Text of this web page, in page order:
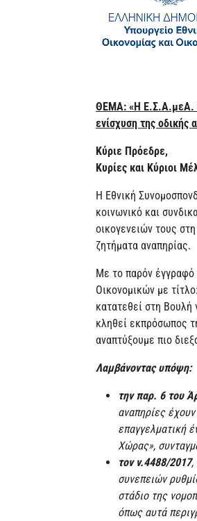
ΘΕΜΑ: «Η Ε.Σ.Α.μεΑ.
ενίσχυση της οδικής
Κύριε Πρόεδρε,
Κυρίες και Κύριοι
Η Εθνική
κοινωνικό και
οικογενειών τους
ζητήματα αναπηρίας.
Με το παρόν έγγραφό
Οικονομικών με
κατατεθεί στη Βουλή
κληθεί εκπρόσωπος
αναπτύξουμε πιο
Λαμβάνοντας υπόψη:
την παρ. 6 του
αναπηρίες
επαγγελματική
Χώρας»,
τον ν.4488/2017,
συνεπειών
στάδιο της
όπως αυτά